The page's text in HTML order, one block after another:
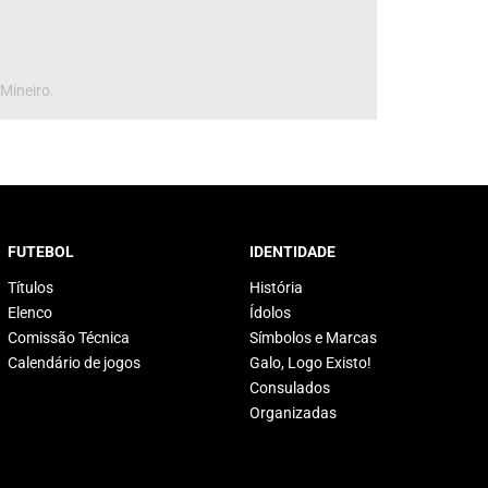
FUTEBOL
Títulos
Elenco
Comissão Técnica
Calendário de jogos
IDENTIDADE
História
Ídolos
Símbolos e Marcas
Galo, Logo Existo!
Consulados
Organizadas